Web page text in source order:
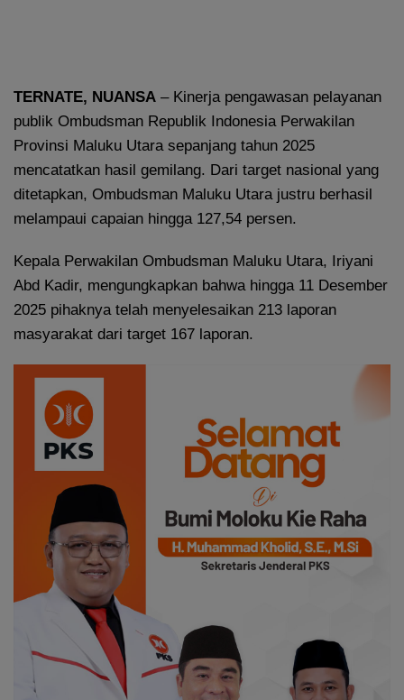
TERNATE, NUANSA – Kinerja pengawasan pelayanan
publik Ombudsman Republik Indonesia Perwakilan
Provinsi Maluku Utara sepanjang tahun 2025
mencatatkan hasil gemilang. Dari target nasional yang
ditetapkan, Ombudsman Maluku Utara justru berhasil
melampaui capaian hingga 127,54 persen.
Kepala Perwakilan Ombudsman Maluku Utara, Iriyani
Abd Kadir, mengungkapkan bahwa hingga 11 Desember
2025 pihaknya telah menyelesaikan 213 laporan
masyarakat dari target 167 laporan.